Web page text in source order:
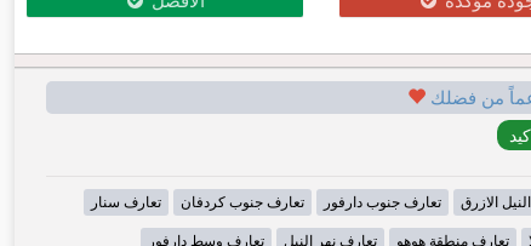
من فضلك
الازرق تعارف جنوب دارفور تعارف جنوب كردفان تعارف سنار
تعارف منطقة هوهو تعارف نهر النيل تعارف وسط دارفور